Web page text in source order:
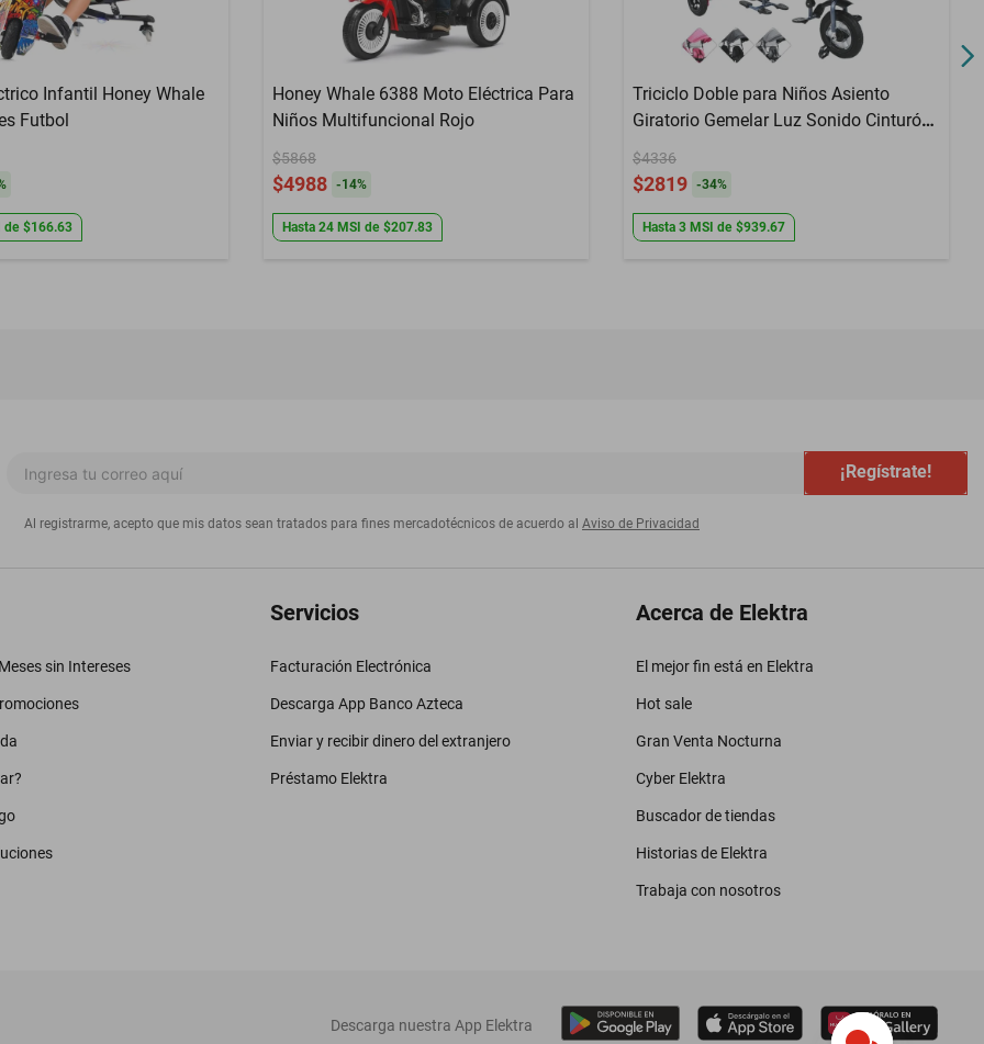
Infantil Honey Whale
Futbol
de $166.63
Honey Whale 6388 Moto Eléctrica Para
Niños Multifuncional Rojo
$5868
$4988 -14%
Hasta 24 MSI de $207.83
Triciclo Doble para Niños Asiento
Giratorio Gemelar Luz Sonido Cinturón
de Seguridad Llantas de Goma Apto a
partir de 1 Año - Azul
$4336
$2819 -34%
Hasta 3 MSI de $939.67
¡Regístrate!
Al registrarme, acepto que mis datos sean tratados para fines mercadotécnicos de acuerdo al Aviso de Privacidad
sin Intereses
Servicios
Facturación Electrónica
Descarga App Banco Azteca
Enviar y recibir dinero del extranjero
Préstamo Elektra
Acerca de Elektra
El mejor fin está en Elektra
Hot sale
Gran Venta Nocturna
Cyber Elektra
Buscador de tiendas
Historias de Elektra
Trabaja con nosotros
‎ Descarga nuestra App Elektra